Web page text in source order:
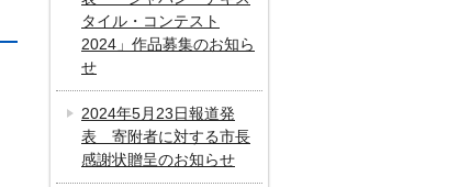
タイル・コンテスト
2024」作品募集のお知ら
せ
2024年5月23日報道発
表 寄附者に対する市長
感謝状贈呈のお知らせ